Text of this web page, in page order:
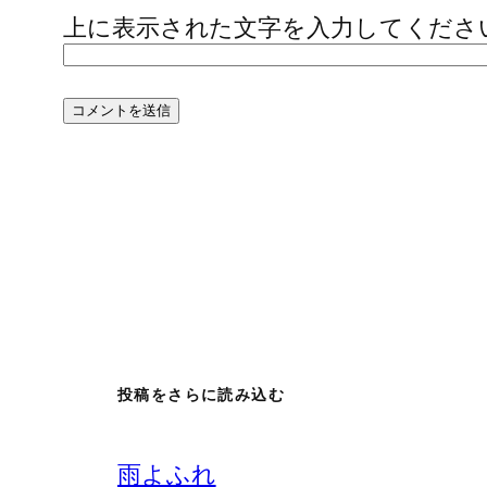
上に表示された文字を入力してくださ
投稿をさらに読み込む
雨よふれ